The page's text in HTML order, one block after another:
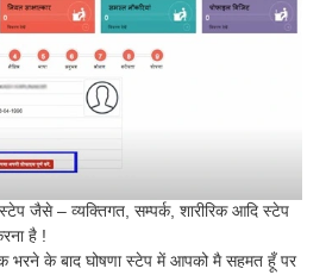
जैसे – व्यक्तिगत, सम्पर्क, शारीरिक आदि स्टेप
है !
भरने के बाद घोषणा स्टेप में आपको मै सहमत हूँ पर